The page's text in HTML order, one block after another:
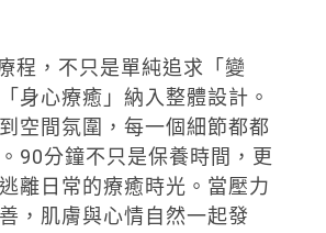
程，不只是單純追求「變
身心療癒」納入整體設計。
空間氛圍，每一個細節都都
90分鐘不只是保養時間，更
離日常的療癒時光。當壓力
，肌膚與心情自然一起發